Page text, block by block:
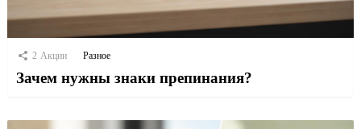
2 Акции Разное
Зачем нужны знаки препинания?